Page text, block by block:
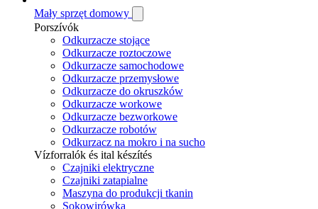
Mały sprzęt domowy
Porszívók
Odkurzacze stojące
Odkurzacze roztoczowe
Odkurzacze samochodowe
Odkurzacze przemysłowe
Odkurzacze do okruszków
Odkurzacze workowe
Odkurzacze bezworkowe
Odkurzacze robotów
Odkurzacz na mokro i na sucho
Vízforralók és ital készítés
Czajniki elektryczne
Czajniki zatapialne
Maszyna do produkcji tkanin
Sokowirówka